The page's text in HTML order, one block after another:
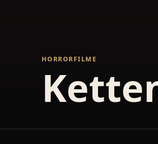
HORRORFILME